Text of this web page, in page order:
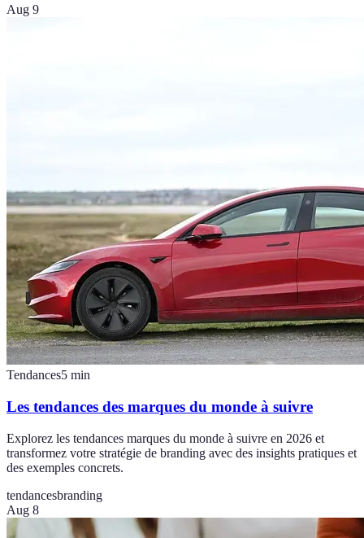
Aug 9
Tendances5 min
Les tendances des marques du monde à suivre
Explorez les tendances marques du monde à suivre en 2026 et
transformez votre stratégie de branding avec des insights pratiques et
des exemples concrets.
tendancesbranding
Aug 8